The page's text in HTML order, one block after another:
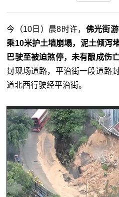
今（10日）晨8时许， 佛光街
乘10米护土墙崩塌，泥土倾泻
巴驶至被迫煞停，未有酿成伤亡
封现场道路，平治街一段道路
道北西行驶经平治街。